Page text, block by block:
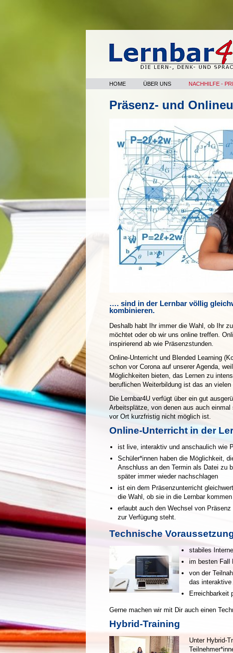
HOME ÜBER UNS NACHHILFE -
Präsenz- und
…. sind in der Lernbar völlig
kombinieren.
Deshalb habt Ihr immer die Wahl, ob Ihr
möchtet oder ob wir uns online treffen.
inspirierend ab wie Präsenzstunden.
Online-Unterricht und Blended Learning
schon vor Corona auf unserer Agenda,
Möglichkeiten bieten, das Lernen zu
beruflichen Weiterbildung ist das an
Die Lernbar4U verfügt über ein gut
Arbeitsplätze, von denen aus auch
vor Ort kurzfristig nicht möglich ist.
Online-Unterricht in der
ist live, interaktiv und anschaulich wie
Schüler*innen haben die Möglichkeit,
Anschluss an den Termin als Datei zu
später immer wieder nachschlagen
ist ein dem Präsenzunterricht
die Wahl, ob sie in die Lernbar
erlaubt auch den Wechsel von
zur Verfügung steht.
Technische
stabiles
im besten Fall
von der
das
Erreichbarkeit
Gerne machen wir mit Dir auch einen
Hybrid-Training
Unter Hybrid-